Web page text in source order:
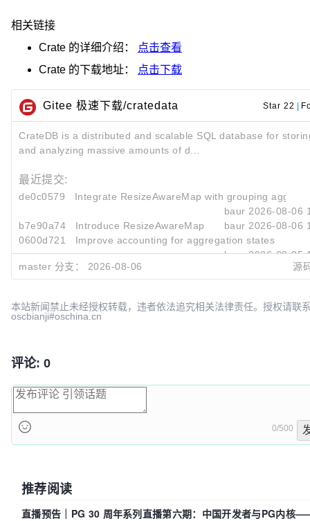
相关链接
Crate 的详细介绍：
点击查看
Crate 的下载地址： 点击下载
Gitee 极速下载/cratedata Star 22
CrateDB is a distributed and scalable SQL database for
and analyzing massive amounts of d...
最近提交:
de0c0579
Integrate ResizeAwareMap with grouping
baur 2026-08-06
b7e90a74
Introduce ResizeAwareMap baur 2026-08-06
0600d721
Improve accounting for aggregation states
baur 2026-08-05
master 分支：
2026-08-06 源
本站新闻禁止未经授权转载，违者依法追究相关法律责任。授权请联
oscbianji#oschina.cn
评论: 0
0/500
推荐阅读
直播预告｜PG 30 周年系列直播第六期：中国开发者与PG内核